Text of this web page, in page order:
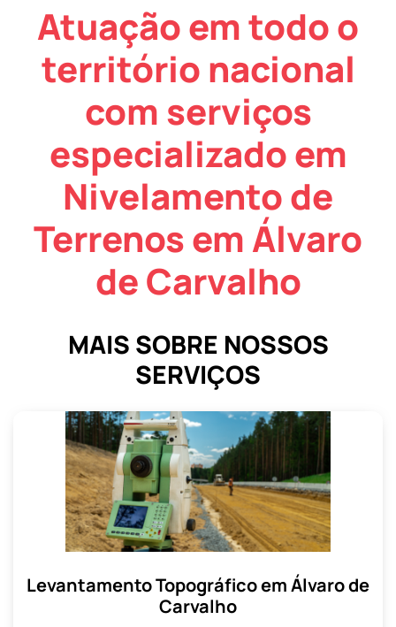
Atuação em todo o
território nacional
com serviços
especializado em
Nivelamento de
Terrenos em Álvaro
de Carvalho
MAIS SOBRE NOSSOS
SERVIÇOS
Levantamento Topográfico em Álvaro de
Carvalho